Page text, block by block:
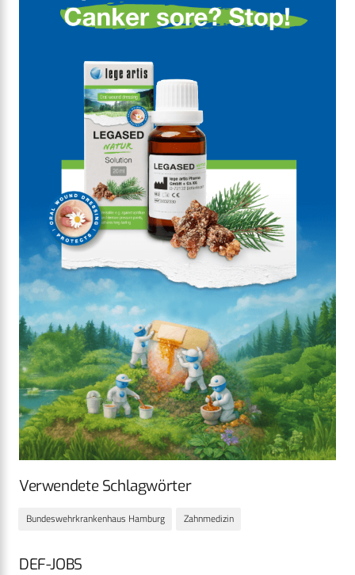
Verwendete Schlagwörter
Bundeswehrkrankenhaus Hamburg Zahnmedizin
DEF-JOBS